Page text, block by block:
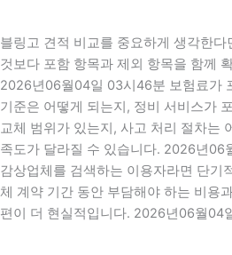
블링고 견적 비교를 중요하게 생각한
것보다 포함 항목과 제외 항목을 함께
2026년06월04일 03시46분 보험료가
기준은 어떻게 되는지, 정비 서비스가
교체 범위가 있는지, 사고 처리 절차는
족도가 달라질 수 있습니다. 2026년
감상업체를 검색하는 이용자라면 단기
체 계약 기간 동안 부담해야 하는 비용
편이 더 현실적입니다. 2026년06월04